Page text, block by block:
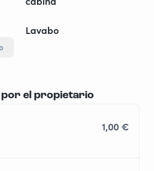
Lavabo
el propietario
1,00 €